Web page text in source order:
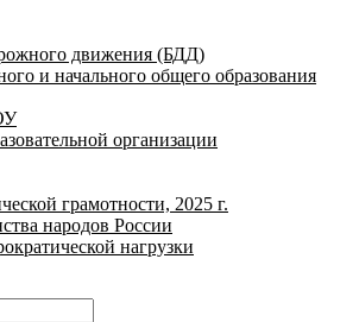
движения (БДД)
и начального общего образования
организации
грамотности, 2025 г.
народов России
нагрузки